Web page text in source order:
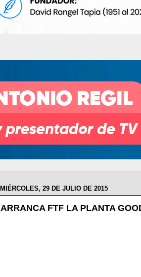
MIÉRCOLES, 29 DE JULIO DE 2015
ARRANCA FTF LA PLANTA